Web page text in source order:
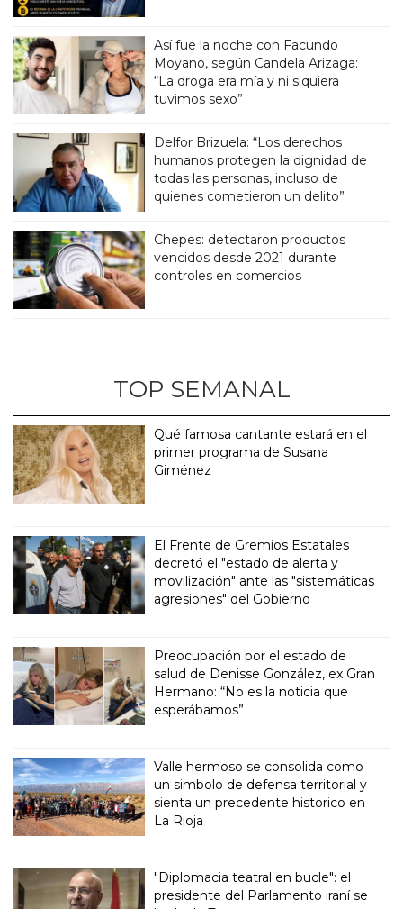
Así fue la noche con Facundo
Moyano, según Candela Arizaga:
“La droga era mía y ni siquiera
tuvimos sexo”
Delfor Brizuela: “Los derechos
humanos protegen la dignidad de
todas las personas, incluso de
quienes cometieron un delito”
Chepes: detectaron productos
vencidos desde 2021 durante
controles en comercios
TOP SEMANAL
Qué famosa cantante estará en el
primer programa de Susana
Giménez
El Frente de Gremios Estatales
decretó el "estado de alerta y
movilización" ante las "sistemáticas
agresiones" del Gobierno
Preocupación por el estado de
salud de Denisse González, ex Gran
Hermano: “No es la noticia que
esperábamos”
Valle hermoso se consolida como
un simbolo de defensa territorial y
sienta un precedente historico en
La Rioja
"Diplomacia teatral en bucle": el
presidente del Parlamento iraní se